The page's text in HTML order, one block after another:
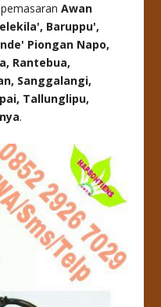
Awan
Baruppu',
Piongan Napo,
Rantebua,
Sanggalangi,
Tallunglipu,
.